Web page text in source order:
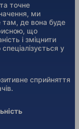
точне
ми
де вона буде
що
і зміцнити
у
сприйняття